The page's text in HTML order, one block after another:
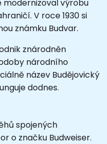
modernizoval výrobu
V roce 1930 si
známku Budvar.
znárodněn
národního
název Budějovický
dodnes.
spojených
o značku Budweiser.